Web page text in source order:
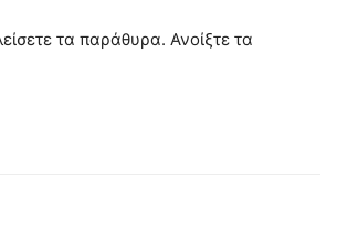
τα παράθυρα. Ανοίξτε τα